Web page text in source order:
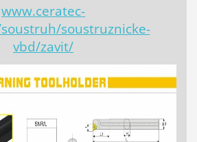
www.ceratec-
soustruznicke-
vbd/zavit/